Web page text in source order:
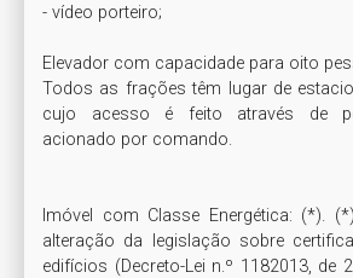
- vídeo porteiro;
Elevador com capacidade para oito
Todos as frações têm lugar de
cujo acesso é feito através de
acionado por comando.
Imóvel com Classe Energética: (*).
alteração da legislação sobre
edifícios (Decreto-Lei n.º 1182013, de